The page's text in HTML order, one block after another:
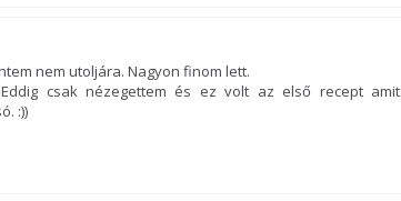
nem utoljára. Nagyon finom lett.
csak nézegettem és ez volt az első recept amit
:))